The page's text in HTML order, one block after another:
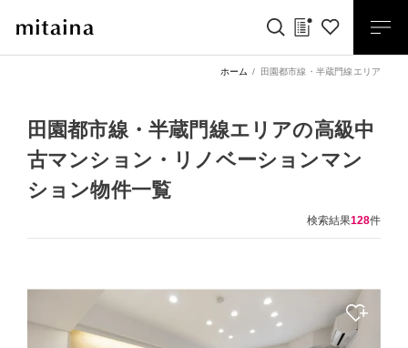
ホーム 田園都市線・半蔵門線エリア
田園都市線・半蔵門線エリアの高級中
古マンション・リノベーションマン
ション物件一覧
検索結果128件